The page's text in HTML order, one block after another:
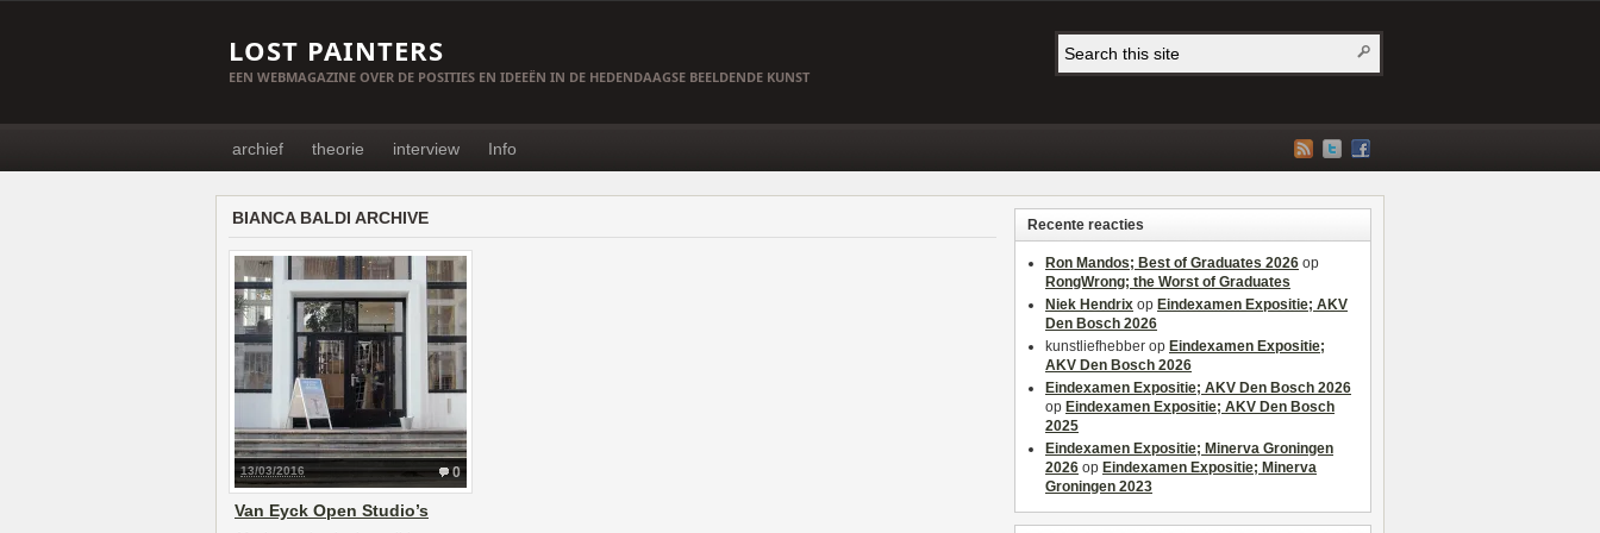
LOST PAINTERS
EEN WEBMAGAZINE OVER DE POSITIES EN IDEEËN IN DE HEDENDAAGSE BEELDENDE KUNST
archief theorie interview Info
BIANCA BALDI ARCHIVE
0
13/03/2016
Van Eyck Open Studio’s
Recente reacties
Ron Mandos; Best of Graduates 2026 op
RongWrong; the Worst of Graduates
Niek Hendrix op Eindexamen Expositie; AKV
Den Bosch 2026
kunstliefhebber op Eindexamen Expositie;
AKV Den Bosch 2026
Eindexamen Expositie; AKV Den Bosch 2026
op Eindexamen Expositie; AKV Den Bosch
2025
Eindexamen Expositie; Minerva Groningen
2026 op Eindexamen Expositie; Minerva
Groningen 2023